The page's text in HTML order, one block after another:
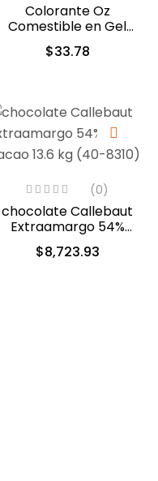
Colorante Oz
Comestible en Gel
Violeta 60ml (5312)
$33.78
(0)
chocolate Callebaut
Extraamargo 54%
cacao 13.6 kg (40-8310)
$8,723.93